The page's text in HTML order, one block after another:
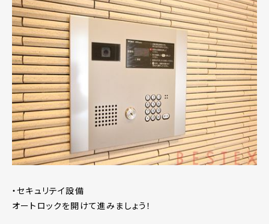
・セキュリテイ設備
オートロックを開けて進みましょう！